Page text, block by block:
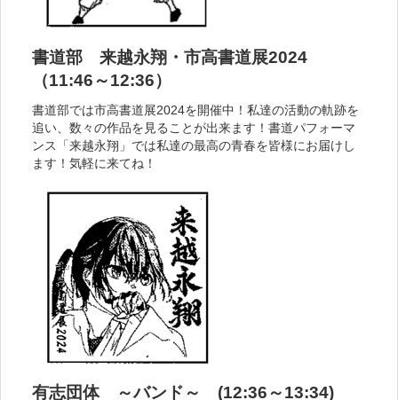
書道部 来越永翔・市高書道展2024
（11:46～12:36）
書道部では市高書道展2024を開催中！私達の活動の軌跡を
追い、数々の作品を見ることが出来ます！書道パフォーマ
ンス「来越永翔」では私達の最高の青春を皆様にお届けし
ます！気軽に来てね！
有志団体 ～バンド～ (12:36～13:34)